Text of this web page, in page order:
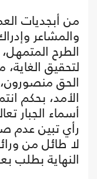
من أبجديات
والمشاعر
الطرح
لتحقيق الغاية،
الحق
الأمد، بحكم
أسماء الجبار
رأي تبين عدم
لا طائل من
النهاية بطلب